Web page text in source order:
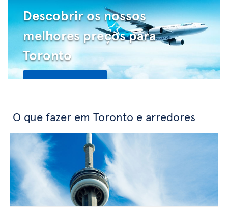
Descobrir os nossos
melhores preços para
Toronto
Veja as ofertas
O que fazer em Toronto e arredores